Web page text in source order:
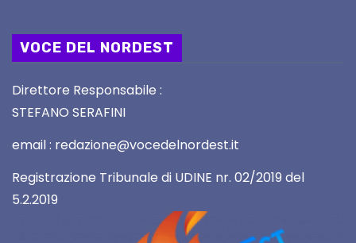
VOCE DEL NORDEST
Direttore Responsabile :
STEFANO SERAFINI
email : redazione@vocedelnordest.it
Registrazione Tribunale di UDINE nr. 02/2019 del
5.2.2019